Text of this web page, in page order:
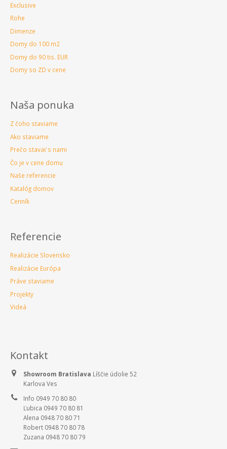
Exclusive
Rohe
Dimenze
Domy do 100 m2
Domy do 90 tis. EUR
Domy so ZD v cene
Naša ponuka
Z čoho staviame
Ako staviame
Prečo stavať s nami
Čo je v cene domu
Naše referencie
Katalóg domov
Cenník
Referencie
Realizácie Slovensko
Realizácie Európa
Práve staviame
Projekty
Videá
Kontakt
Showroom Bratislava Líščie údolie 52
Karlova Ves
Info 0949 70 80 80
Ľubica 0949 70 80 81
Alena 0948 70 80 71
Robert 0948 70 80 78
Zuzana 0948 70 80 79